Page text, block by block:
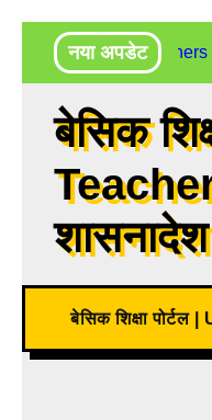
नया अपडेटUP Teachers
बेसिक
शासनादेश
बेसिक शिक्षा